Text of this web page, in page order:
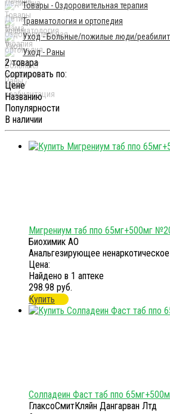
Товары - Оздоровительная терапия
Травматология и ортопедия
Уход - Больные/пожилые люди/
Уход - Раны
2 товара
Сортировать по:
Цене
Названию
Популярности
В наличии
Мигрениум таб ппо 65мг+500мг
Биохимик АО
Анальгезирующее
Цена:
Найдено в 1 аптеке
298.98 руб.
Купить
Солпадеин Фаст таб ппо
ГлаксоСмитКляйн Дангарван Лтд